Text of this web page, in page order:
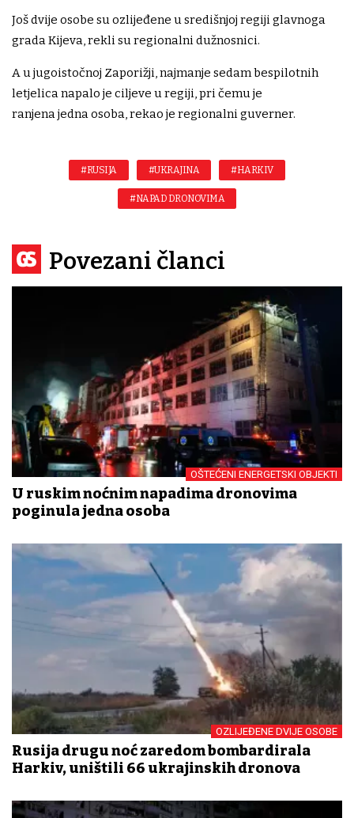
Još dvije osobe su ozlijeđene u središnjoj regiji glavnoga
grada Kijeva, rekli su regionalni dužnosnici.
A u jugoistočnoj Zaporižji, najmanje sedam bespilotnih
letjelica napalo je ciljeve u regiji, pri čemu je
ranjena jedna osoba, rekao je regionalni guverner.
#RUSIJA #UKRAJINA #HARKIV
#NAPAD DRONOVIMA
Povezani članci
OŠTEĆENI ENERGETSKI OBJEKTI
U ruskim noćnim napadima dronovima
poginula jedna osoba
OZLIJEĐENE DVIJE OSOBE
Rusija drugu noć zaredom bombardirala
Harkiv, uništili 66 ukrajinskih dronova